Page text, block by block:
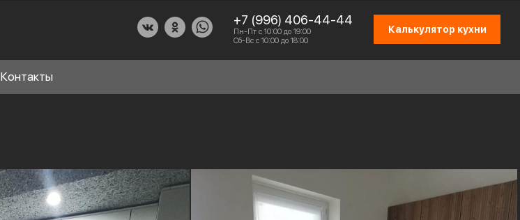
+7 (996) 406-44-44
Пн-Пт с 10:00 до 19:00
Сб-Вс с 10:00 до 18:00
Калькулятор кухни
О КУХНИДАР
НАШИ УСЛУГИ
СХЕМА РАБОТЫ
ОТЗЫВЫ КЛИЕНТОВ
Контакты